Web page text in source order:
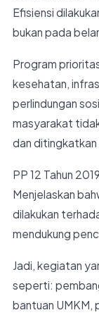
Efisiensi
bukan pada
Program
kesehatan,
perlindungan
masyarakat
dan ditingkatkan
PP 12 Tahun
Menjelaskan
dilakukan
mendukung
Jadi, kegiatan
seperti:
bantuan UMKM,